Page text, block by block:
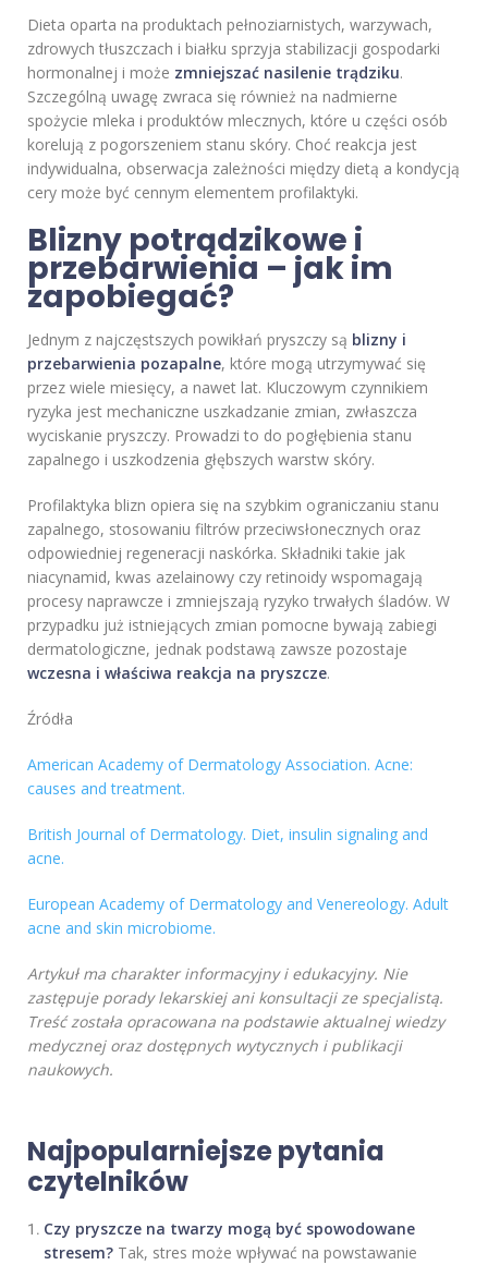
Dieta oparta na produktach pełnoziarnistych, warzywach,
zdrowych tłuszczach i białku sprzyja stabilizacji gospodarki
hormonalnej i może zmniejszać nasilenie trądziku.
Szczególną uwagę zwraca się również na nadmierne
spożycie mleka i produktów mlecznych, które u części osób
korelują z pogorszeniem stanu skóry. Choć reakcja jest
indywidualna, obserwacja zależności między dietą a kondycją
cery może być cennym elementem profilaktyki.
Blizny potrądzikowe i
przebarwienia – jak im
zapobiegać?
Jednym z najczęstszych powikłań pryszczy są blizny i
przebarwienia pozapalne, które mogą utrzymywać się
przez wiele miesięcy, a nawet lat. Kluczowym czynnikiem
ryzyka jest mechaniczne uszkadzanie zmian, zwłaszcza
wyciskanie pryszczy. Prowadzi to do pogłębienia stanu
zapalnego i uszkodzenia głębszych warstw skóry.
Profilaktyka blizn opiera się na szybkim ograniczaniu stanu
zapalnego, stosowaniu filtrów przeciwsłonecznych oraz
odpowiedniej regeneracji naskórka. Składniki takie jak
niacynamid, kwas azelainowy czy retinoidy wspomagają
procesy naprawcze i zmniejszają ryzyko trwałych śladów. W
przypadku już istniejących zmian pomocne bywają zabiegi
dermatologiczne, jednak podstawą zawsze pozostaje
wczesna i właściwa reakcja na pryszcze.
Źródła
American Academy of Dermatology Association. Acne:
causes and treatment.
British Journal of Dermatology. Diet, insulin signaling and
acne.
European Academy of Dermatology and Venereology. Adult
acne and skin microbiome.
Artykuł ma charakter informacyjny i edukacyjny. Nie
zastępuje porady lekarskiej ani konsultacji ze specjalistą.
Treść została opracowana na podstawie aktualnej wiedzy
medycznej oraz dostępnych wytycznych i publikacji
naukowych.
Najpopularniejsze pytania
czytelników
Czy pryszcze na twarzy mogą być spowodowane
stresem? Tak, stres może wpływać na powstawanie